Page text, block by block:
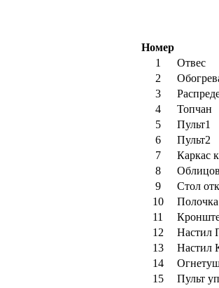
Номер
1
Отвес
2
3
4
Топчан
5
Пульт1
6
Пульт2
7
Каркас
8
9
Стол
10
Полочка
11
12
Настил
13
Настил
14
15
Пульт